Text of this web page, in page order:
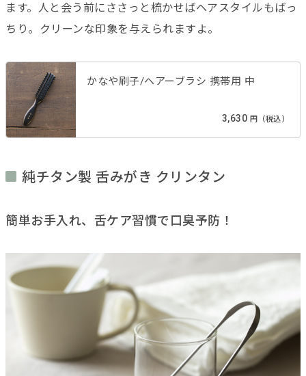
ます。人と会う前にささっと梳かせばヘアスタイルもばっ
ちり。クリーンな印象を与えられますよ。
かなや刷子/ヘアーブラシ 携帯用 中
3,630 円（税込）
純チタン製 舌みがき クリンタン
簡単お手入れ、舌ケア習慣で口臭予防！